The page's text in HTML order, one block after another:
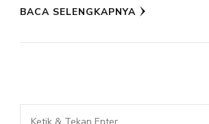
BACA SELENGKAPNYA
Mencari